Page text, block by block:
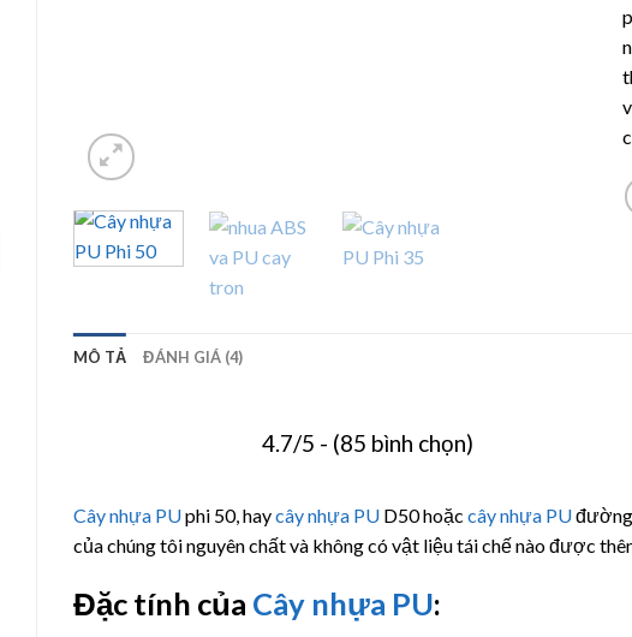
MÔ TẢ ĐÁNH GIÁ (4)
4.7/5 - (85 bình chọn)
Cây nhựa PUphi 50, haycây nhựa PU D50 hoặc cây nhựa PUđường
của chúng tôi nguyên chất và không có vật liệu tái chế nào được
Đặc tính của Cây nhựa PU: